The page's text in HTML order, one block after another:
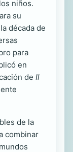
niños.
su
década de
para
en
de Il
de la
combinar